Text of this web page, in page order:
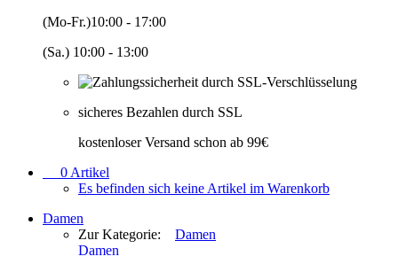
(Mo-Fr.)10:00 - 17:00
(Sa.) 10:00 - 13:00
sicheres Bezahlen durch SSL
kostenloser Versand schon ab 99€
0 Artikel
Es befinden sich keine Artikel im Warenkorb
Damen
Zur Kategorie: Damen
Damen